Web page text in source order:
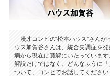
漫才コンビの“松本ハウス”さんが
ウス加賀谷さんは、統合失調症を
病から現在は寛解にいたっていま
解説だけではなく、どんなふうに
ついて、コンビでお話してください